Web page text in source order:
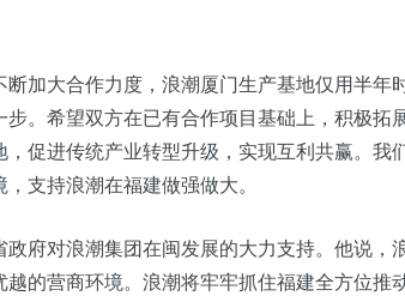
断加大合作力度，浪潮厦门生产基地仅用半年
。希望双方在已有合作项目基础上，积极拓
，促进传统产业转型升级，实现互利共赢。我
支持浪潮在福建做强做大。
政府对浪潮集团在闽发展的大力支持。他说，
的营商环境。浪潮将牢牢抓住福建全方位推